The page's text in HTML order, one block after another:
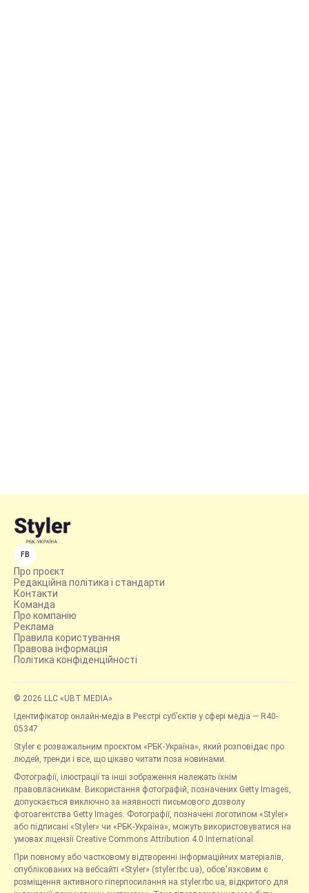
FB
Про проєкт
Редакційна політика і стандарти
Контакти
Команда
Про компанію
Реклама
Правила користування
Правова інформація
Політика конфіденційності
© 2026 LLC «UBT MEDIA»
Ідентифікатор онлайн-медіа в Реєстрі суб’єктів у сфері медіа — R40-
05347
Styler є розважальним проєктом «РБК-Україна», який розповідає про
людей, тренди і все, що цікаво читати поза новинами.
Фотографії, ілюстрації та інші зображення належать їхнім
правовласникам. Використання фотографій, позначених Getty Images,
допускається виключно за наявності письмового дозволу
фотоагентства Getty Images. Фотографії, позначені логотипом «Styler»
або підписані «Styler» чи «РБК-Україна», можуть використовуватися на
умовах ліцензії Creative Commons Attribution 4.0 International.
При повному або частковому відтворенні інформаційних матеріалів,
опублікованих на вебсайті «Styler» (styler.rbc.ua), обов'язковим є
розміщення активного гіперпосилання на styler.rbc.ua, відкритого для